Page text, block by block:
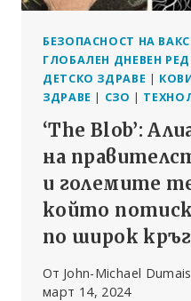
БЕЗОПАСНОСТ НА
ГЛОБАЛЕН ДНЕВЕН РЕД
ДЕТСКО ЗДРАВЕ |
ЗДРАВЕ | СЗО |
‘The Blob’:
на
и големите
който
по широк
От John-Michael
март 14, 2024